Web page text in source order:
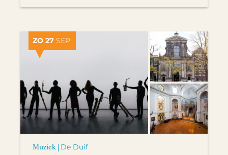
ZO 27 SEP.
Muziek | De Duif